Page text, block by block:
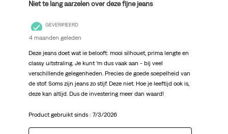
Niet te lang aarzelen over deze fijne jeans
GEVERIFIEERD
4 maanden geleden
Deze jeans doet wat ie belooft: mooi silhouet, prima lengte en
classy uitstraling. Je kunt ‘m dus vaak aan - bij veel
verschillende gelegenheden. Precies de goede soepelheid van
de stof. Soms zijn jeans zo stijf. Deze niet. Hoe je leeftijd ook is,
deze kan altijd. Dus de investering meer dan waard!
Product gebruikt sinds : 7/3/2026